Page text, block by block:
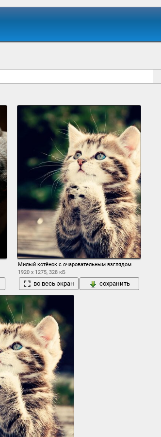
Милый котёнок с очаровательным взглядом
1920 x 1275, 328 кБ
во весь экран сохранить